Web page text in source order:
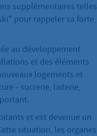
supplémentaires telles
pour rappeler sa forte
au développement
et des éléments
logements et
- sucrerie, laiterie,
et est devenue un
situation, les organes